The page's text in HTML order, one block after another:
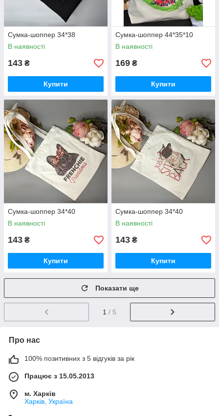
Сумка-шоппер 34*38
В наявності
143 ₴
Купити
Сумка-шоппер 44*35*10
В наявності
169 ₴
Купити
Сумка-шоппер 34*40
В наявності
143 ₴
Купити
Сумка-шоппер 34*40
В наявності
143 ₴
Купити
Показати ще
1 / 5
Про нас
100% позитивних з 5 відгуків за рік
Працює з 15.05.2013
м. Харків
Харків, Україна